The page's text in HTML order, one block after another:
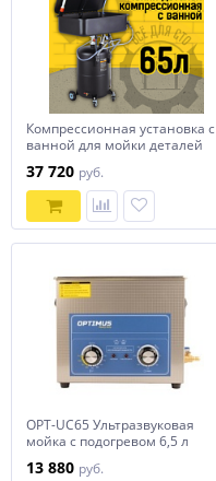
Компрессионная установка с
ванной для мойки деталей
37 720 руб.
OPT-UC65 Ультразвуковая
мойка с подогревом 6,5 л
13 880 руб.